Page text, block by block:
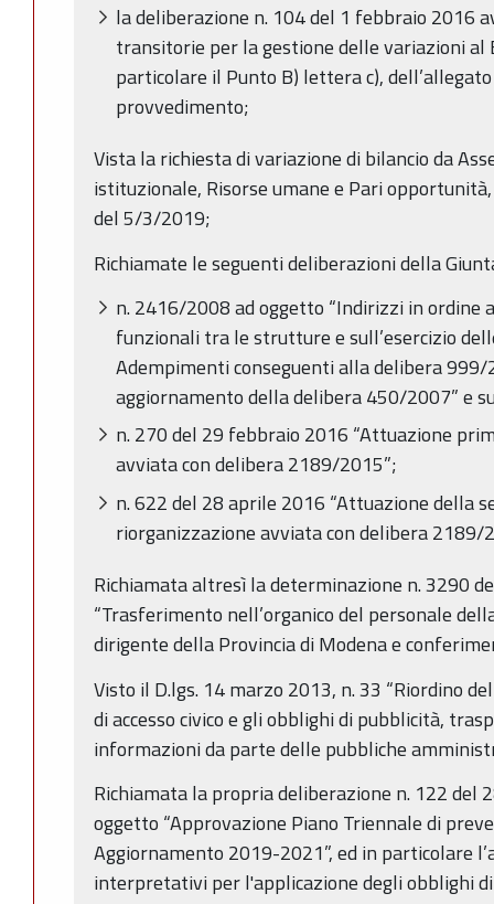
la deliberazione n. 104 del 1 febbraio 2016
transitorie per la gestione delle variazioni al
particolare il Punto B) lettera c),
provvedimento;
Vista la richiesta di variazione di bilancio da
istituzionale, Risorse umane e Pari
del 5/3/2019;
Richiamate le seguenti deliberazioni della
n. 2416/2008 ad oggetto “Indirizzi in ordine
funzionali tra le strutture e sull’esercizio
Adempimenti conseguenti alla delibera 999/
aggiornamento della delibera 450/2007” e
n. 270 del 29 febbraio 2016 “Attuazione
avviata con delibera 2189/2015”;
n. 622 del 28 aprile 2016 “Attuazione della
riorganizzazione avviata con delibera 2189/
Richiamata altresì la determinazione n. 3290
“Trasferimento nell’organico del personale
dirigente della Provincia di Modena e
Visto il D.lgs. 14 marzo 2013, n. 33 “Riordino
di accesso civico e gli obblighi di pubblicità,
informazioni da parte delle pubbliche
Richiamata la propria deliberazione n. 122 del
oggetto “Approvazione Piano Triennale di
Aggiornamento 2019-2021”, ed in particolare
interpretativi per l'applicazione degli obblighi